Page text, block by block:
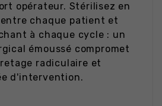
opérateur. Stérilisez en
entre chaque patient et
à chaque cycle : un
émoussé compromet
radiculaire et
d'intervention.